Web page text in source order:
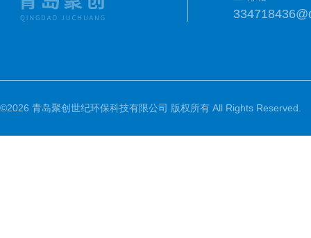
©2026 青岛聚创世纪环保科技有限公司 版权所有 All Rights Reserved.